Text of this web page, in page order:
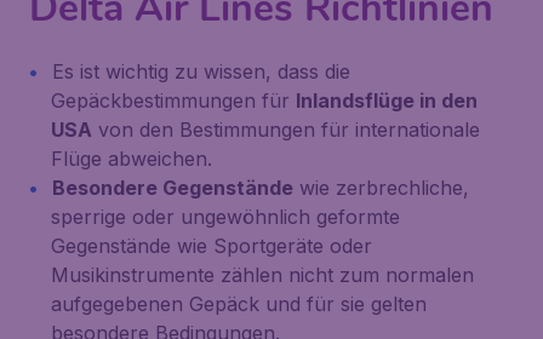
Es ist wichtig zu wissen, dass die
Gepäckbestimmungen für Inlandsflüge in den
USA von den Bestimmungen für internationale
Flüge abweichen.
Besondere Gegenstände wie zerbrechliche,
sperrige oder ungewöhnlich geformte
Gegenstände wie Sportgeräte oder
Musikinstrumente zählen nicht zum normalen
aufgegebenen Gepäck und für sie gelten
besondere Bedingungen.